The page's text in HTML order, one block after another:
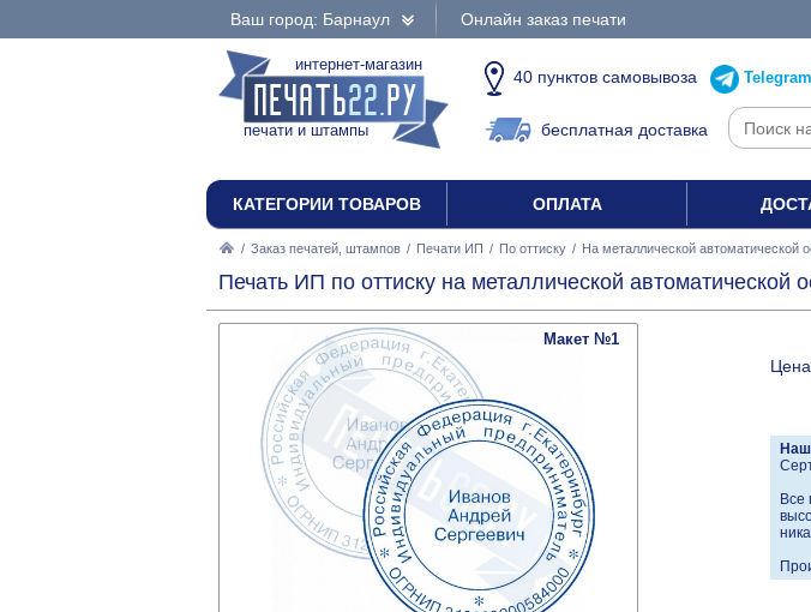
Ваш город: Барнаул Онлайн заказ печати
интернет-магазин
печати и штампы
40 пунктов самовывоза
бесплатная доставка
Telegram
КАТЕГОРИИ ТОВАРОВ ОПЛАТА
/ Заказ печатей, штампов / Печати ИП / По оттиску / На металлической автоматической
Печать ИП по оттиску на металлической автоматической
Все
Макет №1